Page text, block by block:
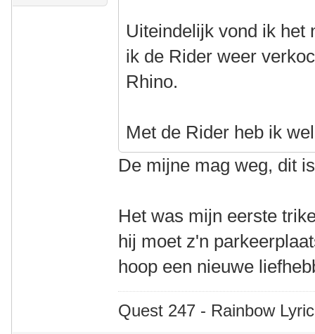
Uiteindelijk vond ik het
ik de Rider weer
Rhino.
Met de Rider heb ik
De mijne mag weg, dit
Het was mijn eerste
hij moet z'n
hoop een nieuwe
Quest 247 - Rainbow